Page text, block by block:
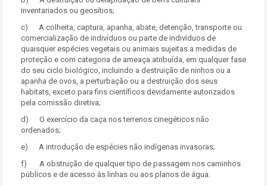
inventariados ou geosítios;
c) A colheita, captura, apanha, abate, detenção, transporte ou
comercialização de indivíduos ou parte de indivíduos de
quaisquer espécies vegetais ou animais sujeitas a medidas de
proteção e com categoria de ameaça atribuída, em qualquer fase
do seu ciclo biológico, incluindo a destruição de ninhos ou a
apanha de ovos, a perturbação ou a destruição dos seus
habitats, exceto para fins científicos devidamente autorizados
pela comissão diretiva;
d) O exercício da caça nos terrenos cinegéticos não
ordenados;
e) A introdução de espécies não indígenas invasoras;
f) A obstrução de qualquer tipo de passagem nos caminhos
públicos e de acesso às linhas ou aos planos de água.